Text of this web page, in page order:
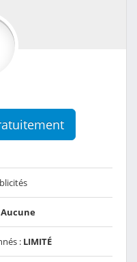
Aucune
: LIMITÉ